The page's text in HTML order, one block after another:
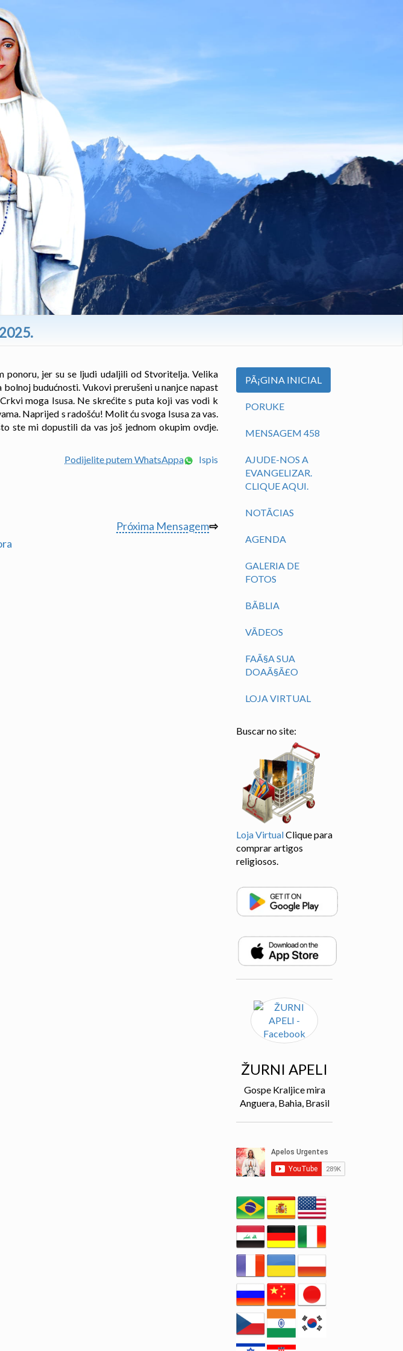
ponoru, jer su se ljudi udaljili od Stvoritelja. Velika
budućnosti. Vukovi prerušeni u nanjce napast
moga Isusa. Ne skrećite s puta koji vas vodi k
Naprijed s radošću! Molit ću svoga Isusa za vas.
ste mi dopustili da vas još jednom okupim ovdje.
Podijelite putem WhatsAppa
Ispis
Próxima Mensagem⇨
PÃ¡GINA INICIAL
PORUKE
MENSAGEM 458
AJUDE-NOS A
EVANGELIZAR.
CLIQUE AQUI.
NOTÃ­CIAS
AGENDA
GALERIA DE
FOTOS
BÃ­BLIA
VÃ­DEOS
FAÃ§A SUA
DOAÃ§Ã£O
LOJA VIRTUAL
Buscar no site:
Loja VirtualClique para
comprar artigos
religiosos.
ŽURNI APELI
Gospe Kraljice mira
Anguera, Bahia, Brasil